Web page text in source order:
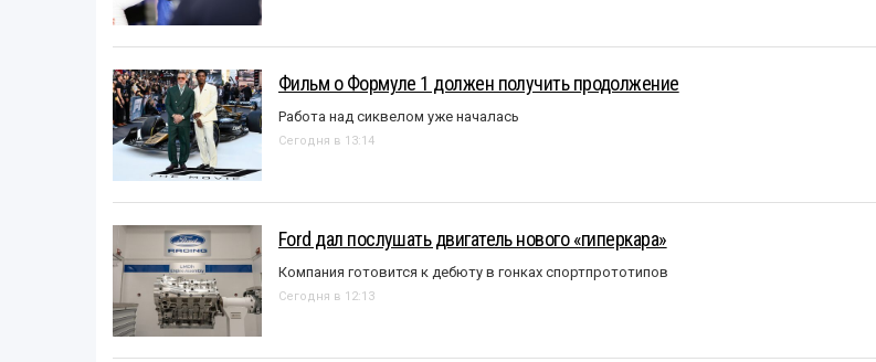
Фильм о Формуле 1 должен получить продолжение
Работа над сиквелом уже началась
Сегодня в 13:14
Ford дал послушать двигатель нового «гиперкара»
Компания готовится к дебюту в гонках спортпрототипов
Сегодня в 12:13